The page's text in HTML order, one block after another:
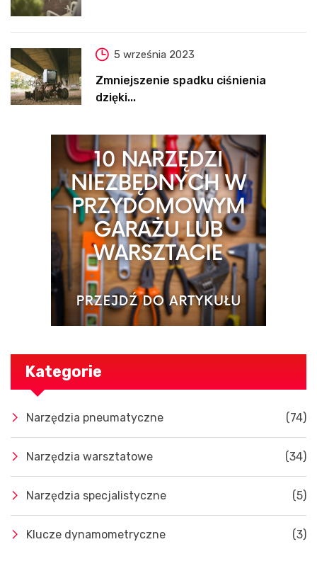
5 września 2023
Zmniejszenie spadku ciśnienia
dzięki...
Kategorie
Narzędzia pneumatyczne (74)
Narzędzia warsztatowe (34)
Narzędzia specjalistyczne (5)
Klucze dynamometryczne (3)